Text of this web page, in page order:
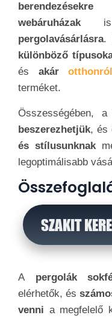
webáruházak is
pergolavásárlásra.
különböző
és akár
terméket.
Összességében, a
beszerezhetjük, és
és stílusunknak
legoptimálisabb
SZAKIT
A pergolák
elérhetők, és
venni a megfelelő